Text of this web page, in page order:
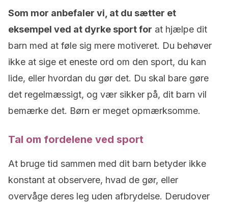
Som mor anbefaler vi, at du sætter et
eksempel ved at dyrke sport for at hjælpe dit
barn med at føle sig mere motiveret. Du behøver
ikke at sige et eneste ord om den sport, du kan
lide, eller hvordan du gør det. Du skal bare gøre
det regelmæssigt, og vær sikker på, dit barn vil
bemærke det. Børn er meget opmærksomme.
Tal om fordelene ved sport
At bruge tid sammen med dit barn betyder ikke
konstant at observere, hvad de gør, eller
overvåge deres leg uden afbrydelse. Derudover